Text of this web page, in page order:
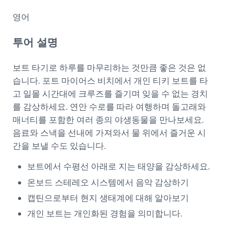
영어
투어 설명
보트 타기로 하루를 마무리하는 것만큼 좋은 것은 없
습니다. 포트 마이어스 비치에서 개인 티키 보트를 타
고 일몰 시간대에 크루즈를 즐기며 잊을 수 없는 경치
를 감상하세요. 연안 수로를 따라 여행하며 돌고래와
매너티를 포함한 여러 종의 야생동물을 만나보세요.
음료와 스낵을 선내에 가져와서 물 위에서 즐거운 시
간을 보낼 수도 있습니다.
보트에서 수평선 아래로 지는 태양을 감상하세요.
온보드 스테레오 시스템에서 음악 감상하기
캡틴으로부터 현지 생태계에 대해 알아보기
개인 보트는 개인화된 경험을 의미합니다.